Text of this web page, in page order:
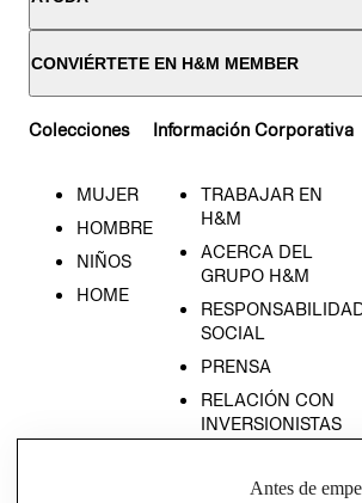
CONVIÉRTETE EN H&M MEMBER
Colecciones
MUJER
HOMBRE
NIÑOS
HOME
Información Corporativa
TRABAJAR EN
H&M
ACERCA DEL
GRUPO H&M
SOCIAL
PRENSA
RELACIÓN CON
INVERSIONISTAS
EMPRESARIAL
Antes de